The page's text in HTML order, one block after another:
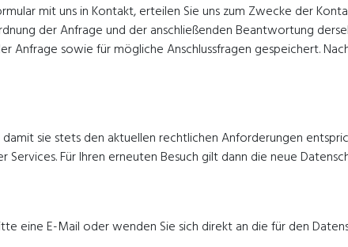
mit uns in Kontakt, erteilen Sie uns zum Zwecke der
der Anfrage und der anschließenden Beantwortung
sowie für mögliche Anschlussfragen gespeichert.
sie stets den aktuellen rechtlichen Anforderungen
Für Ihren erneuten Besuch gilt dann die neue
eine E-Mail oder wenden Sie sich direkt an die für den